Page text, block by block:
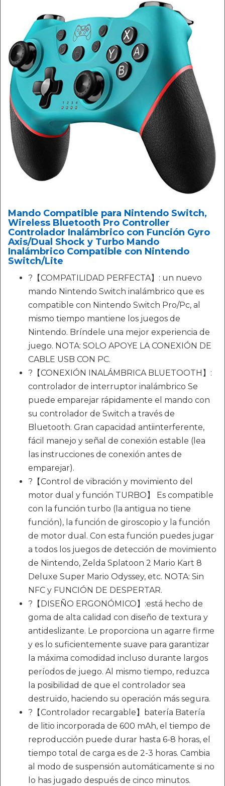
Mando Compatible para Nintendo Switch,
Wireless Bluetooth Pro Controller
Controlador Inalámbrico con Función Gyro
Axis/Dual Shock y Turbo Mando
Inalámbrico Compatible con Nintendo
Switch/Lite
?【COMPATILIDAD PERFECTA】: un nuevo
mando Nintendo Switch inalámbrico que es
compatible con Nintendo Switch Pro/Pc, al
mismo tiempo mantiene los juegos de
Nintendo. Bríndele una mejor experiencia de
juego. NOTA: SOLO APOYE LA CONEXIÓN DE
CABLE USB CON PC.
?【CONEXIÓN INALÁMBRICA BLUETOOTH】:
controlador de interruptor inalámbrico Se
puede emparejar rápidamente el mando con
su controlador de Switch a través de
Bluetooth. Gran capacidad antiinterferente,
fácil manejo y señal de conexión estable (lea
las instrucciones de conexión antes de
emparejar).
?【Control de vibración y movimiento del
motor dual y función TURBO】 Es compatible
con la función turbo (la antigua no tiene
función), la función de giroscopio y la función
de motor dual. Con esta función puedes jugar
a todos los juegos de detección de movimiento
de Nintendo, Zelda Splatoon 2 Mario Kart 8
Deluxe Super Mario Odyssey, etc. NOTA: Sin
NFC y FUNCIÓN DE DESPERTAR.
?【DISEÑO ERGONÓMICO】:está hecho de
goma de alta calidad con diseño de textura y
antideslizante. Le proporciona un agarre firme
y es lo suficientemente suave para garantizar
la máxima comodidad incluso durante largos
períodos de juego. Al mismo tiempo, reduzca
la posibilidad de que el controlador sea
destruido, haciendo su operación más segura.
?【Controlador recargable】batería Batería
de litio incorporada de 600 mAh, el tiempo de
reproducción puede durar hasta 6-8 horas, el
tiempo total de carga es de 2-3 horas. Cambia
al modo de suspensión automáticamente si no
lo has jugado después de cinco minutos.